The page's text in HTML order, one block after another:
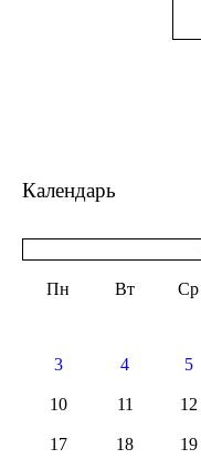
Календарь
Пн Вт Ср
3 4 5
10 11 12
17 18 19